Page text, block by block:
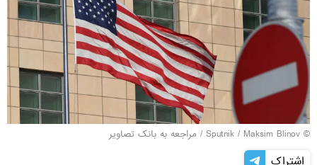
© Sputnik / Maksim Blinov
/ مراجعه به بانک تصاویر